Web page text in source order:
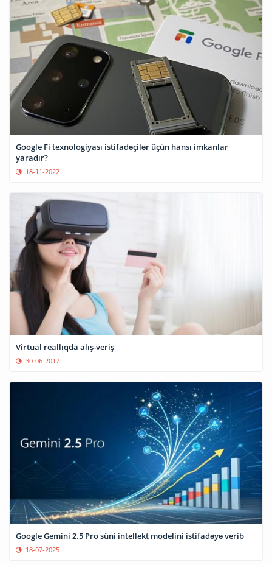
Google Fi texnologiyası istifadəçilər üçün hansı imkanlar
yaradır?
18-11-2022
Virtual reallıqda alış-veriş
30-06-2017
Google Gemini 2.5 Pro süni intellekt modelini istifadəyə verib
18-07-2025